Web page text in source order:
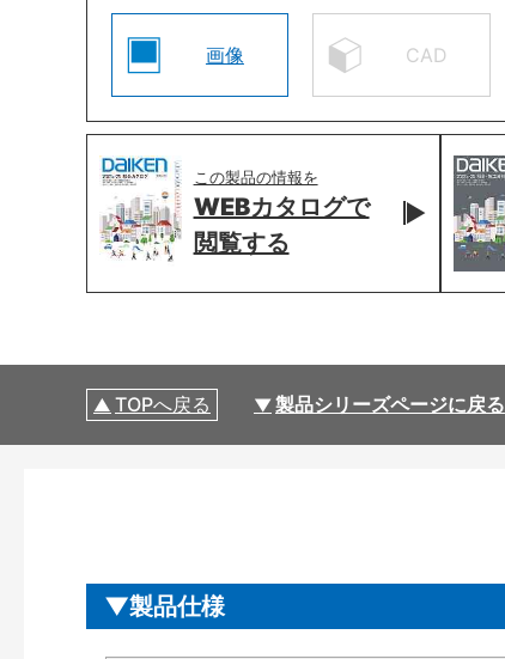
画像 CAD
この製品の情報を
WEBカタログで
閲覧する
TOPへ戻る 製品シリーズページに戻る
製品仕様